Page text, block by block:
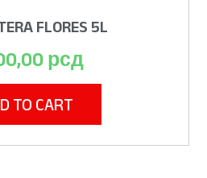
FLORES 5L
рсд
TO CART